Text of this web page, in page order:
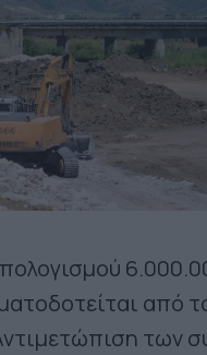
από
των